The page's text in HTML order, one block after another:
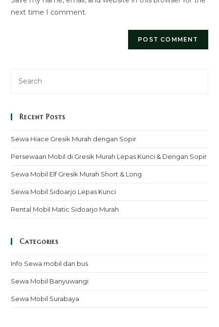
next time I comment.
Recent Posts
Sewa Hiace Gresik Murah dengan Sopir
Persewaan Mobil di Gresik Murah Lepas Kunci & Dengan Sopir
Sewa Mobil Elf Gresik Murah Short & Long
Sewa Mobil Sidoarjo Lepas Kunci
Rental Mobil Matic Sidoarjo Murah
Categories
Info Sewa mobil dan bus
Sewa Mobil Banyuwangi
Sewa Mobil Surabaya